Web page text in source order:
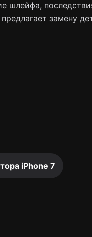
шлейфа,
замену
iPhone 7